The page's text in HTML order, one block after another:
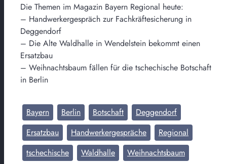
Die Themen im Magazin Bayern Regional heute:
– Handwerkergespräch zur Fachkräftesicherung in
Deggendorf
– Die Alte Waldhalle in Wendelstein bekommt einen
Ersatzbau
– Weihnachtsbaum fällen für die tschechische Botschaft
in Berlin
Bayern Berlin Botschaft
Deggendorf
Ersatzbau
Handwerkergespräche
Regional
tschechische
Waldhalle
Weihnachtsbaum